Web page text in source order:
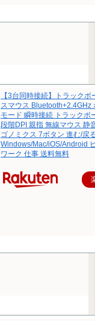
【3台同時接続】トラックボ
スマウス Bluetooth+2.4GHz
モード 瞬時接続 トラックボ
段階DPI 親指 無線マウス 静
ゴノミクス 7ボタン 進む/戻
Windows/Mac/iOS/Android
ワーク 仕事 送料無料